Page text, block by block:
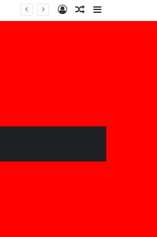
Sidebar
Random
Log